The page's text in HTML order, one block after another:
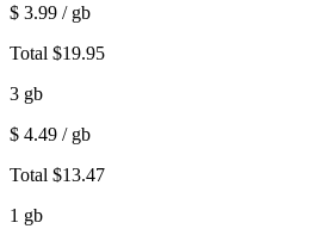
$ 3.99 / gb
Total $19.95
3 gb
$ 4.49 / gb
Total $13.47
1 gb